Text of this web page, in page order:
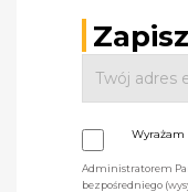
Administratorem
bezpośredniego